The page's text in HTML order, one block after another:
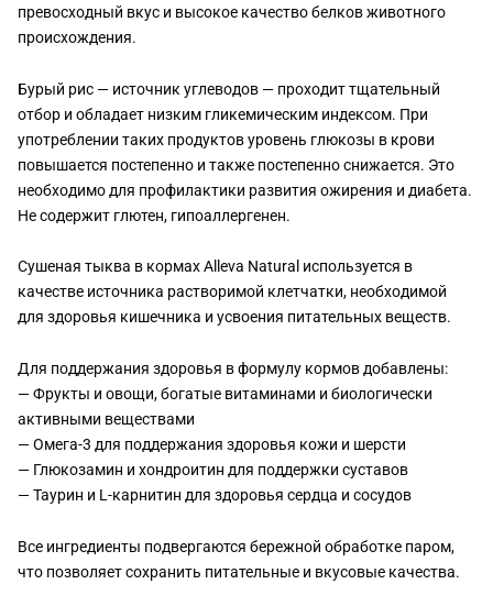
превосходный вкус и высокое качество белков животного
происхождения.
Бурый рис — источник углеводов — проходит тщательный
отбор и обладает низким гликемическим индексом. При
употреблении таких продуктов уровень глюкозы в крови
повышается постепенно и также постепенно снижается. Это
необходимо для профилактики развития ожирения и диабета.
Не содержит глютен, гипоаллергенен.
Сушеная тыква в кормах Alleva Natural используется в
качестве источника растворимой клетчатки, необходимой
для здоровья кишечника и усвоения питательных веществ.
Для поддержания здоровья в формулу кормов добавлены:
— Фрукты и овощи, богатые витаминами и биологически
активными веществами
— Омега-3 для поддержания здоровья кожи и шерсти
— Глюкозамин и хондроитин для поддержки суставов
— Таурин и L-карнитин для здоровья сердца и сосудов
Все ингредиенты подвергаются бережной обработке паром,
что позволяет сохранить питательные и вкусовые качества.